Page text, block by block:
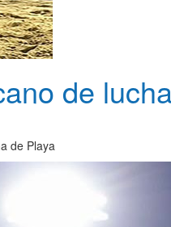
de
de Playa